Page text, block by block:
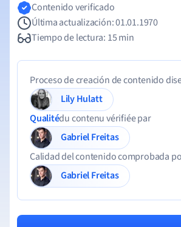
Contenido verificado
Última actualización: 01.01.1970
Tiempo de lectura: 15 min
Proceso de creación de contenido
Lily Hulatt
Qualitédu contenu vérifiée par
Gabriel Freitas
Calidad del contenido comprobada
Gabriel Freitas